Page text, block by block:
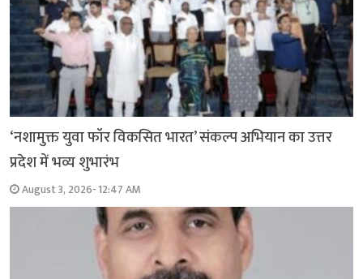
‘नशामुक्त युवा फॉर विकसित भारत’ संकल्प अभियान का उत्तर
प्रदेश में भव्य शुभारंभ
August 3, 2026- 12:47 AM